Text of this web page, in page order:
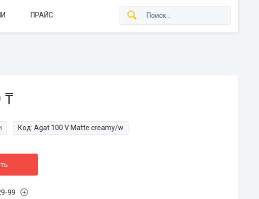
ПРАЙС
₸
Код: Agat 100 V Matte creamy/w
99